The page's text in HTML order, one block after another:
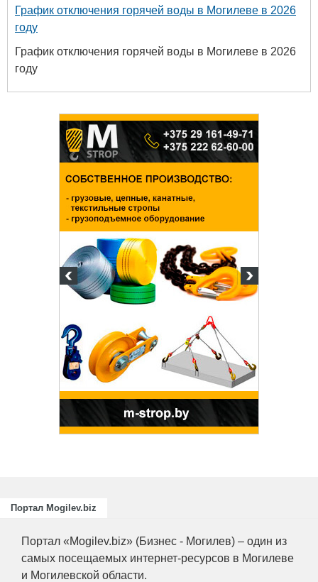
График отключения горячей воды в Могилеве в 2026
году
График отключения горячей воды в Могилеве в 2026
году
Портал Mogilev.biz
Портал «Mogilev.biz» (Бизнес - Могилев) – один из
самых посещаемых интернет-ресурсов в Могилеве
и Могилевской области.